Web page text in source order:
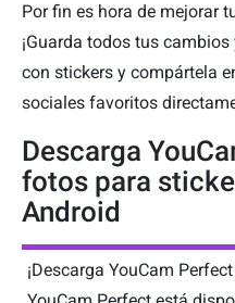
Por fin es hora de mejorar
¡Guarda todos tus
con stickers y compártela
sociales favoritos
Descarga
fotos para
Android
¡Descarga YouCam